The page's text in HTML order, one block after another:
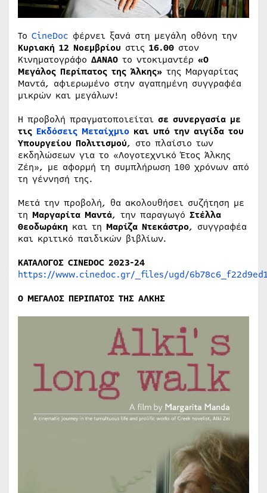
Το CineDoc φέρνει ξανά στη μεγάλη οθόνη την
Κυριακή 12 Νοεμβρίου στις 16.00 στον
Κινηματογράφο ΔΑΝΑΟ το ντοκιμαντέρ «Ο
Μεγάλος Περίπατος της Άλκης» της Μαργαρίτας
Μαντά, αφιερωμένο στην αγαπημένη συγγραφέα
μικρών και μεγάλων!
Η προβολή πραγματοποιείται σε συνεργασία με
τις Εκδόσεις Μεταίχμιο και υπό την αιγίδα του
Υπουργείου Πολιτισμού, στο πλαίσιο των
εκδηλώσεων για το «Λογοτεχνικό Έτος Άλκης
Ζέη», με αφορμή τη συμπλήρωση 100 χρόνων από
τη γέννησή της.
Μετά την προβολή, θα ακολουθήσει συζήτηση με
τη Μαργαρίτα Μαντά, την παραγωγό Στέλλα
Θεοδωράκη και τη Μαρίζα Ντεκάστρο, συγγραφέα
και κριτικό παιδικών βιβλίων.
ΚΑΤΑΛΟΓΟΣ CINEDOC 2023-24
https://www.cinedoc.gr/_files/ugd/
Ο ΜΕΓΑΛΟΣ ΠΕΡΙΠΑΤΟΣ ΤΗΣ ΑΛΚΗΣ